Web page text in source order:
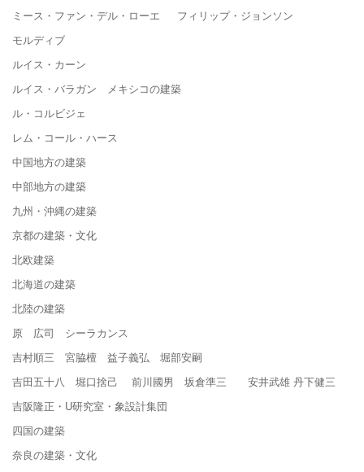
ミース・ファン・デル・ローエ フィリップ・ジョンソン
モルディブ
ルイス・カーン
ルイス・バラガン メキシコの建築
ル・コルビジェ
レム・コール・ハース
中国地方の建築
中部地方の建築
九州・沖縄の建築
京都の建築・文化
北欧建築
北海道の建築
北陸の建築
原 広司 シーラカンス
吉村順三 宮脇檀 益子義弘 堀部安嗣
吉田五十八 堀口捨己 前川國男 坂倉準三 安井武雄 丹下健三
吉阪隆正・U研究室・象設計集団
四国の建築
奈良の建築・文化